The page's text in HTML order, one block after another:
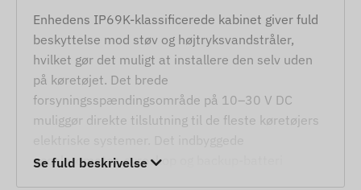
Enhedens IP69K-klassificerede kabinet giver fuld
beskyttelse mod støv og højtryksvandstråler,
hvilket gør det muligt at installere den selv uden
på køretøjet. Det brede
forsyningsspændingsområde på 10–30 V DC
muliggør direkte tilslutning til de fleste køretøjers
accelerometer, gyroskop og backup-batteri
Se fuld beskrivelse